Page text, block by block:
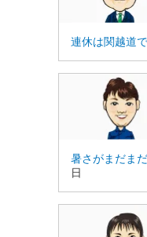
連休は関越道で
暑さがまだま
日